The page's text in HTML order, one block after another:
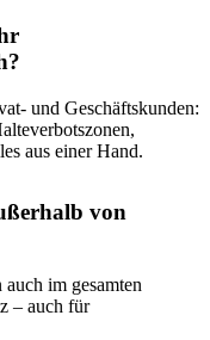
und Geschäftskunden:
aus einer Hand.
von
im gesamten
– auch für